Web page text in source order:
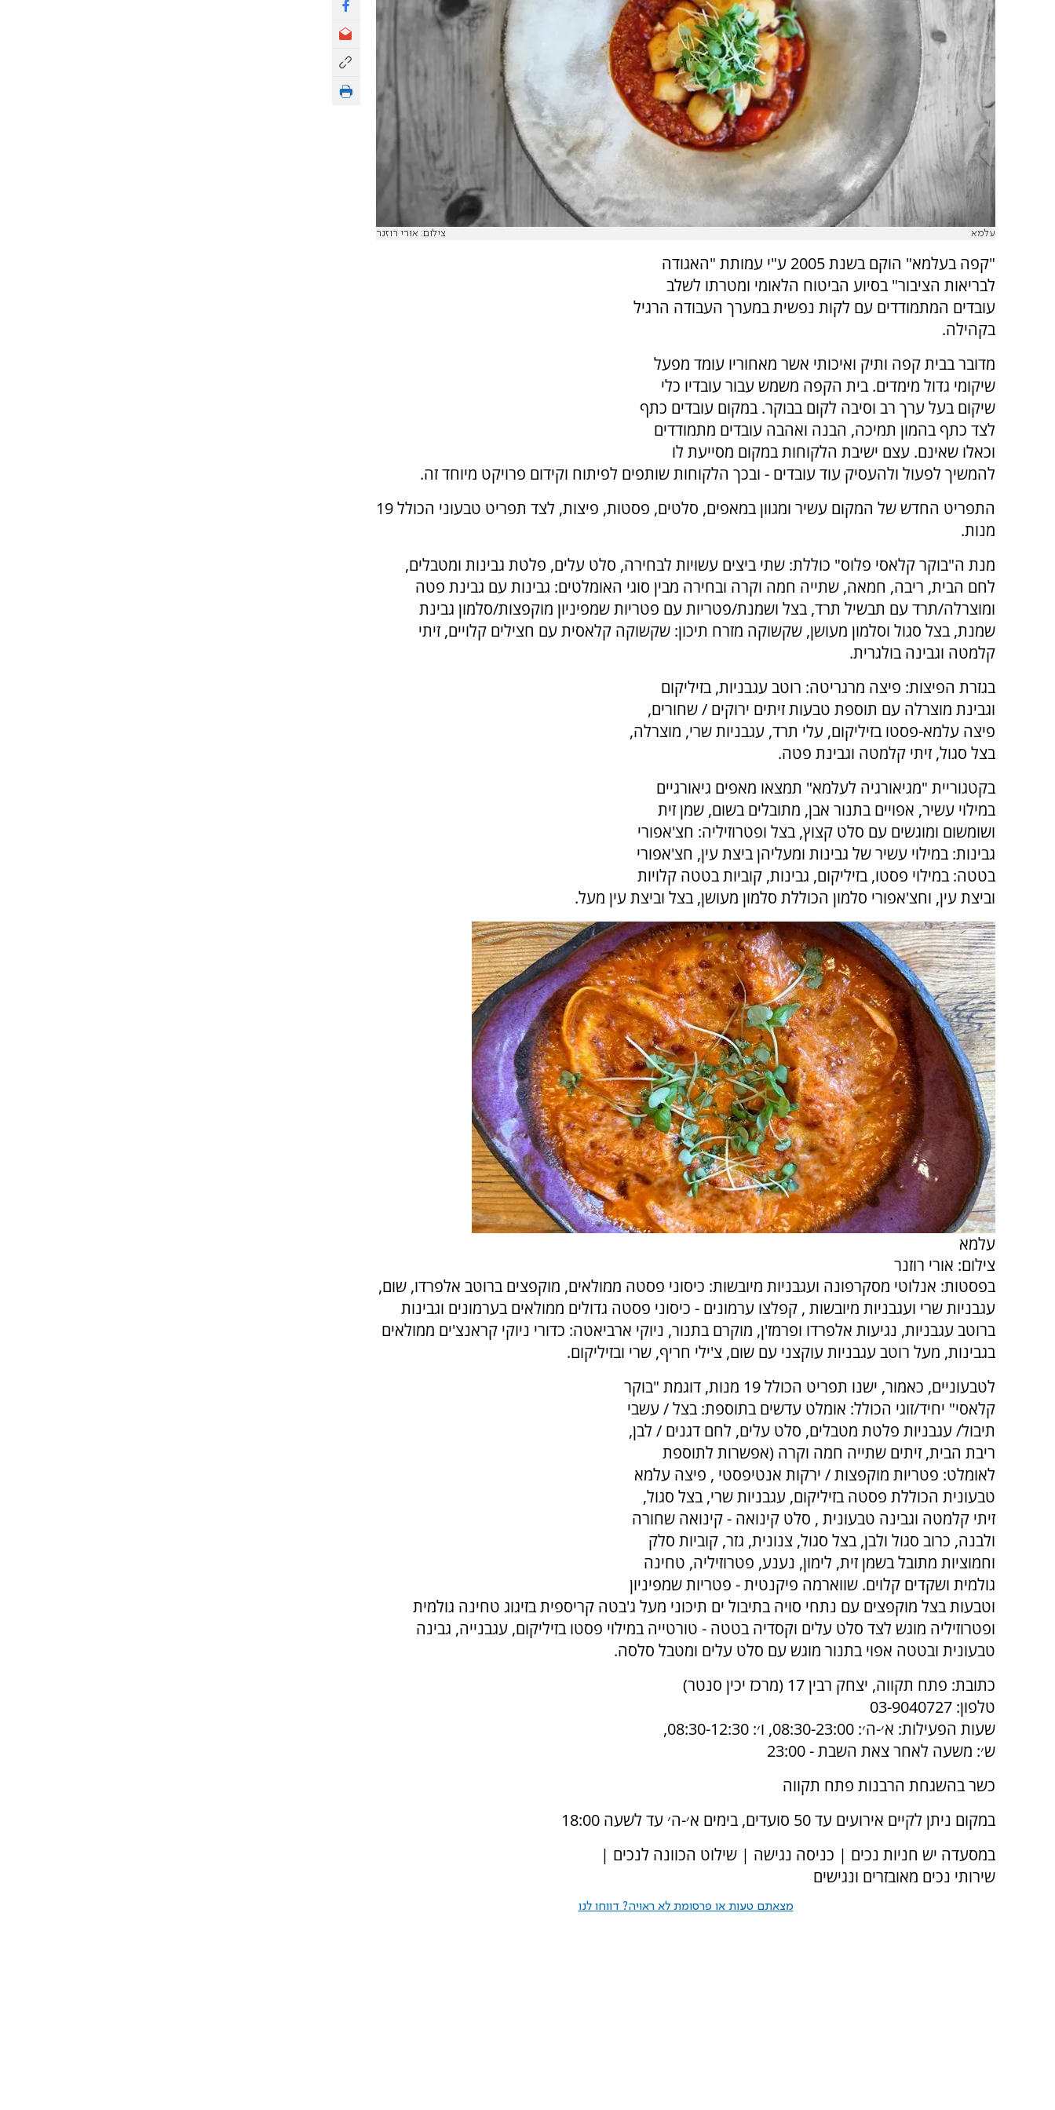
עלמא צילום: אורי רוזנר
"קפה בעלמא" הוקם בשנת 2005 ע"י עמותת "האגודה
לבריאות הציבור" בסיוע הביטוח הלאומי ומטרתו לשלב
עובדים המתמודדים עם לקות נפשית במערך העבודה הרגיל
בקהילה.
מדובר בבית קפה ותיק ואיכותי אשר מאחוריו עומד מפעל
שיקומי גדול מימדים. בית הקפה משמש עבור עובדיו כלי
שיקום בעל ערך רב וסיבה לקום בבוקר. במקום עובדים כתף
לצד כתף בהמון תמיכה, הבנה ואהבה עובדים מתמודדים
וכאלו שאינם. עצם ישיבת הלקוחות במקום מסייעת לו
להמשיך לפעול ולהעסיק עוד עובדים - ובכך הלקוחות שותפים לפיתוח וקידום פרויקט מיוחד זה.
התפריט החדש של המקום עשיר ומגוון במאפים, סלטים, פסטות, פיצות, לצד תפריט טבעוני הכולל 19
מנות.
מנת ה"בוקר קלאסי פלוס" כוללת: שתי ביצים עשויות לבחירה, סלט עלים, פלטת גבינות ומטבלים,
לחם הבית, ריבה, חמאה, שתייה חמה וקרה ובחירה מבין סוגי האומלטים: גבינות עם גבינת פטה
ומוצרלה/תרד עם תבשיל תרד, בצל ושמנת/פטריות עם פטריות שמפיניון מוקפצות/סלמון גבינת
שמנת, בצל סגול וסלמון מעושן, שקשוקה מזרח תיכון: שקשוקה קלאסית עם חצילים קלויים, זיתי
קלמטה וגבינה בולגרית.
בגזרת הפיצות: פיצה מרגריטה: רוטב עגבניות, בזיליקום
וגבינת מוצרלה עם תוספת טבעות זיתים ירוקים / שחורים,
פיצה עלמא-פסטו בזיליקום, עלי תרד, עגבניות שרי, מוצרלה,
בצל סגול, זיתי קלמטה וגבינת פטה.
בקטגוריית "מגיאורגיה לעלמא" תמצאו מאפים גיאורגיים
במילוי עשיר, אפויים בתנור אבן, מתובלים בשום, שמן זית
ושומשום ומוגשים עם סלט קצוץ, בצל ופטרוזיליה: חצ'אפורי
גבינות: במילוי עשיר של גבינות ומעליהן ביצת עין, חצ'אפורי
בטטה: במילוי פסטו, בזיליקום, גבינות, קוביות בטטה קלויות
וביצת עין, וחצ'אפורי סלמון הכוללת סלמון מעושן, בצל וביצת עין מעל.
עלמא
צילום: אורי רוזנר
בפסטות: אנלוטי מסקרפונה ועגבניות מיובשות: כיסוני פסטה ממולאים, מוקפצים ברוטב אלפרדו, שום,
עגבניות שרי ועגבניות מיובשות , קפלצו ערמונים - כיסוני פסטה גדולים ממולאים בערמונים וגבינות
ברוטב עגבניות, נגיעות אלפרדו ופרמז'ן, מוקרם בתנור, ניוקי ארביאטה: כדורי ניוקי קראנצ'ים ממולאים
בגבינות, מעל רוטב עגבניות עוקצני עם שום, צ'ילי חריף, שרי ובזיליקום.
לטבעוניים, כאמור, ישנו תפריט הכולל 19 מנות, דוגמת "בוקר
קלאסי" יחיד/זוגי הכולל: אומלט עדשים בתוספת: בצל / עשבי
תיבול/ עגבניות פלטת מטבלים, סלט עלים, לחם דגנים / לבן,
ריבת הבית, זיתים שתייה חמה וקרה (אפשרות לתוספת
לאומלט: פטריות מוקפצות / ירקות אנטיפסטי , פיצה עלמא
טבעונית הכוללת פסטה בזיליקום, עגבניות שרי, בצל סגול,
זיתי קלמטה וגבינה טבעונית , סלט קינואה - קינואה שחורה
ולבנה, כרוב סגול ולבן, בצל סגול, צנונית, גזר, קוביות סלק
וחמוציות מתובל בשמן זית, לימון, נענע, פטרוזיליה, טחינה
גולמית ושקדים קלוים. שווארמה פיקנטית - פטריות שמפיניון
וטבעות בצל מוקפצים עם נתחי סויה בתיבול ים תיכוני מעל ג'בטה קריספית בזיגוג טחינה גולמית
ופטרוזיליה מוגש לצד סלט עלים וקסדיה בטטה - טורטייה במילוי פסטו בזיליקום, עגבנייה, גבינה
טבעונית ובטטה אפוי בתנור מוגש עם סלט עלים ומטבל סלסה.
כתובת: פתח תקווה, יצחק רבין 17 (מרכז יכין סנטר)
טלפון: 03-9040727
שעות הפעילות: א׳-ה׳: 08:30-23:00, ו׳: 08:30-12:30,
ש׳: משעה לאחר צאת השבת - 23:00
כשר בהשגחת הרבנות פתח תקווה
במקום ניתן לקיים אירועים עד 50 סועדים, בימים א׳-ה׳ עד לשעה 18:00
במסעדה יש חניות נכים | כניסה נגישה | שילוט הכוונה לנכים |
שירותי נכים מאובזרים ונגישים
מצאתם טעות או פרסומת לא ראויה? דווחו לנו